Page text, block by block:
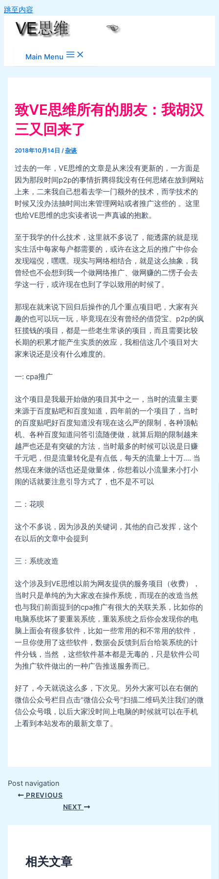
跳至内容
Main Menu
致VE思维所有的朋友：我胡汉
三又回来了
2018年10月14日/杂谈
过去的一年，VE思维的文章是从来没有更新的，一方面是
因为那段时间p2p的事情折腾得我没有任何思绪在放到网站
上来，二来我自己想着去学一门额外的技术，而学技术的
时候又没办法抽时间出来管理网站或者推广这些的 。这里
也给VE思维的忠实读者说一声真诚的抱歉。
至于我学的什么技术，这里就不多说了，能透露的就是现
实生活中每家每户都需要的，或许在这之后的推广中你会
发现端倪，嘿嘿。现实与网络相结合，就是这么抽象，我
曾经也不会想到我一个做网络推广、做网赚的二愣子会去
学这一行，或许现在也到了学以致用的时候了。
那现在就来说下回归后操作的几个重点项目吧，大家有兴
趣的也可以玩一玩，毕竟现在没有曾经的借贷宝、p2p的疯
狂揽钱的项目，都是一些老生常谈的项目，而且需要比较
长期的积累才能产生实质的效应，我相信这几个项目对大
家来说还是没有什么难度的。
一: cpa推广
这个项目是我最开始做的项目其中之一，当时的流量主要
来源于百度贴吧和百度知道，四年前的一个项目了，当时
的百度贴吧好百度知道没有现在这么严的限制，各种顶帖
机、各种百度知道问答引流随便做，就算后期的限制越来
越严也还是有突破的方法，当时最多的时候可以说是日赚
千元吧，但是流量转化是有点低，每天的流量上十万…. 当
然现在来做的话也还是做量体，你想着以小流量来小打小
闹的话就要注意引导方式了，也不是不可以
二：花呗
这个不多说，因为涉及的关键词，其他的自己发挥，这个
在以后的文章中会提到
三：系统改造
这个涉及到VE思维以前为网友提供的服务项目（收费），
当时只是单纯的为大家改在操作系统，而现在的改造当然
也与我们前面提到的cpa推广有很大的关联关系，比如你的
电脑系统坏了要重装系统，重装系统之后你会发现你的电
脑上面会有很多软件，比如一些常用的和不常用的软件，
一旦你使用了这些软件，数据会反馈到后台给装系统的计
件分钱，当然 ，这些软件基本都是无毒的，只是软件公司
为推广软件做出的一种广告推送服务而已。
好了，今天就说这么多，下次见。另外大家可以在右侧的
微信公众号栏目点击“微信公众号”扫描二维码关注我们的微
信公众号哦，以后大家没时间上电脑的时候就可以在手机
上看到本站发布的最新文章了。
Post navigation
PREVIOUS
NEXT
相关文章